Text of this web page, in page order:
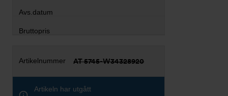
AT 5745-W34328920
Artikeln har utgått